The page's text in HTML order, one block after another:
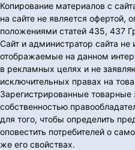
Копирование материалов с
на сайте не является офертой,
положениями статей 435, 437
Сайт и администратор сайта не
отображаемые на данном
в рекламных целях и не
исключительных правах на
Зарегистрированные товарные
собственностью
для того, чтобы определить
оповестить потребителей о
же его свойствах.